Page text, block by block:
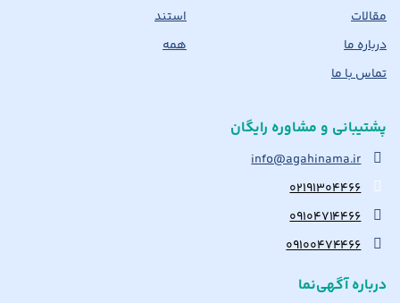
مقالات
درباره ما
تماس با ما
استند
همه
پشتیبانی و مشاوره رایگان
info@agahinama.ir
۰۲۱۹۱۳۰۴۴۶۶
۰۹۱۰۴۷۱۴۴۶۶
۰۹۱۰۰۴۷۴۴۶۶
درباره آگهی‌نما